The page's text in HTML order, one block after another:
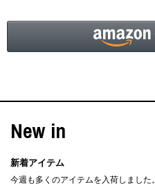
New in
新着アイテム
今週も多くのアイテムを入荷しました。